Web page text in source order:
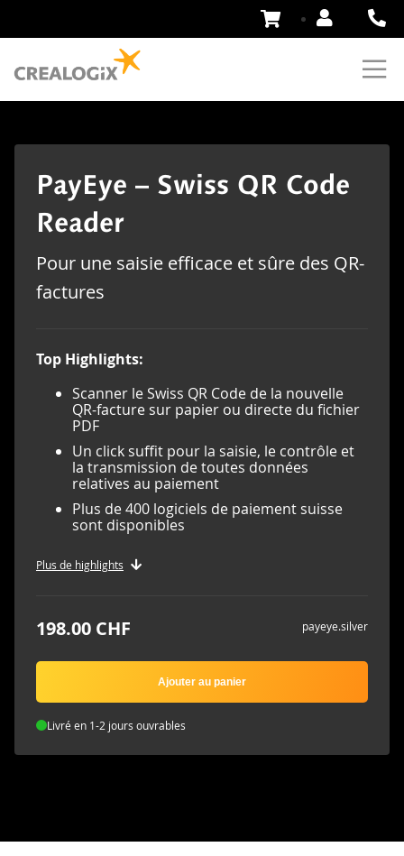
Aller
PayEye – Swiss QR Code
Reader
Pour une saisie efficace et sûre des QR-
factures
Top Highlights:
Scanner le Swiss QR Code de la nouvelle
QR-facture sur papier ou directe du fichier
PDF
Un click suffit pour la saisie, le contrôle et
la transmission de toutes données
relatives au paiement
Plus de 400 logiciels de paiement suisse
sont disponibles
Plus de highlights
198.00 CHF payeye.silver
Ajouter au panier
Livré en 1-2 jours ouvrables